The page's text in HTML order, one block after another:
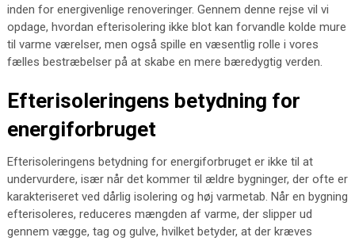
inden for energivenlige renoveringer. Gennem denne rejse vil vi
opdage, hvordan efterisolering ikke blot kan forvandle kolde mure
til varme værelser, men også spille en væsentlig rolle i vores
fælles bestræbelser på at skabe en mere bæredygtig verden.
Efterisoleringens betydning for
energiforbruget
Efterisoleringens betydning for energiforbruget er ikke til at
undervurdere, især når det kommer til ældre bygninger, der ofte er
karakteriseret ved dårlig isolering og høj varmetab. Når en bygning
efterisoleres, reduceres mængden af varme, der slipper ud
gennem vægge, tag og gulve, hvilket betyder, at der kræves